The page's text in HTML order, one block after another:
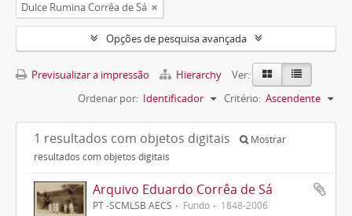
Dulce Rumina Corrêa de Sá
Opções de pesquisa avançada
Previsualizar a impressão Hierarchy
Ver:
Ordenar por: Identificador Critério: Ascendente
1 resultados com objetos digitais
Mostrar
resultados com objetos digitais
Arquivo Eduardo Corrêa de Sá
PT -SCMLSB AECS Fundo 1848-2006